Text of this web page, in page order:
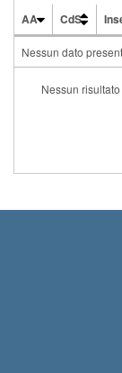
AA CdS
Nessun dato
Nessun risultato